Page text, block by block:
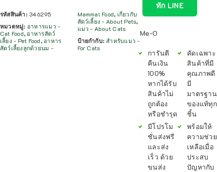
รหัสสินค้า: 346295
หมวดหมู่: อาหารแมว -
Cat Food, อาหารสัตว์
เลี้ยง - Pet Food, อาหาร
สัตว์เลี้ยงลูกด้วยนม -
Mammal Food, เกี่ยวกับ
สัตว์เลี้ยง - About Pets,
แมว - About Cats
ป้ายกำกับ:สำหรับแมว -
For Cats
ทัก LINE
Me-O
การันตี
คืนเงิน
100%
หากได้รับ
สินค้าไม่
ถูกต้อง
หรือชำรุด
มีโปรโม
ชั่นส่งฟรี
และส่ง
เร็ว ด้วย
ขนส่ง
คัดเฉพาะ
สินค้าที่มี
คุณภาพดี
มี
มาตรฐาน
ของแท้ทุก
ชิ้น
พร้อมให้
ความช่วย
เหลือเมื่อ
ประสบ
ปัญหากับ